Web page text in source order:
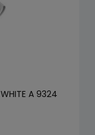
A 9324